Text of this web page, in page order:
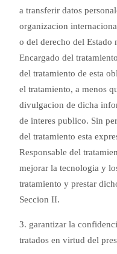
a transferir datos
organizacion
o del derecho del Estado
Encargado del
del tratamiento de esta
el tratamiento, a menos
divulgacion de dicha
de interes publico. Sin
del tratamiento esta
Responsable del
mejorar la tecnologia y
tratamiento y prestar
Seccion II.
3. garantizar la
tratados en virtud del